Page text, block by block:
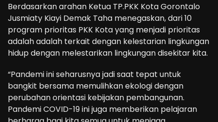
Berdasarkan arahan Ketua TP.PKK Kota Gorontalo
Jusmiaty Kiayi Demak Taha menegaskan, dari 10
program prioritas PKK Kota yang menjadi prioritas
adalah adalah terkait dengan kelestarian lingkungan
hidup dengan melestarikan lingkungan disekitar kita.
“Pandemi ini seharusnya jadi saat tepat untuk
bangkit bersama memulihkan ekologi dengan
perubahan orientasi kebijakan pembangunan.
Pandemi COVID-19 ini juga memberikan pelajaran